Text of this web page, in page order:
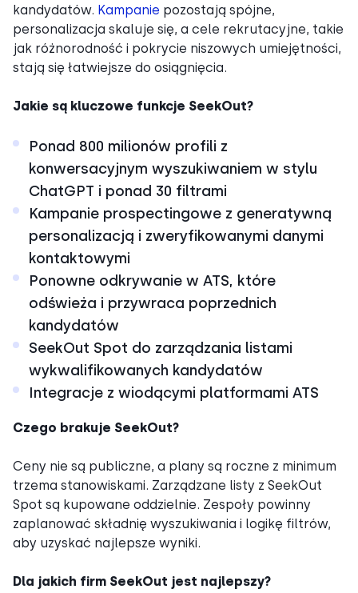
kandydatów. Kampanie pozostają spójne,
personalizacja skaluje się, a cele rekrutacyjne, takie
jak różnorodność i pokrycie niszowych umiejętności,
stają się łatwiejsze do osiągnięcia.
Jakie są kluczowe funkcje SeekOut?
Ponad 800 milionów profili z
konwersacyjnym wyszukiwaniem w stylu
ChatGPT i ponad 30 filtrami
Kampanie prospectingowe z generatywną
personalizacją i zweryfikowanymi danymi
kontaktowymi
Ponowne odkrywanie w ATS, które
odświeża i przywraca poprzednich
kandydatów
SeekOut Spot do zarządzania listami
wykwalifikowanych kandydatów
Integracje z wiodącymi platformami ATS
Czego brakuje SeekOut?
Ceny nie są publiczne, a plany są roczne z minimum
trzema stanowiskami. Zarządzane listy z SeekOut
Spot są kupowane oddzielnie. Zespoły powinny
zaplanować składnię wyszukiwania i logikę filtrów,
aby uzyskać najlepsze wyniki.
Dla jakich firm SeekOut jest najlepszy?